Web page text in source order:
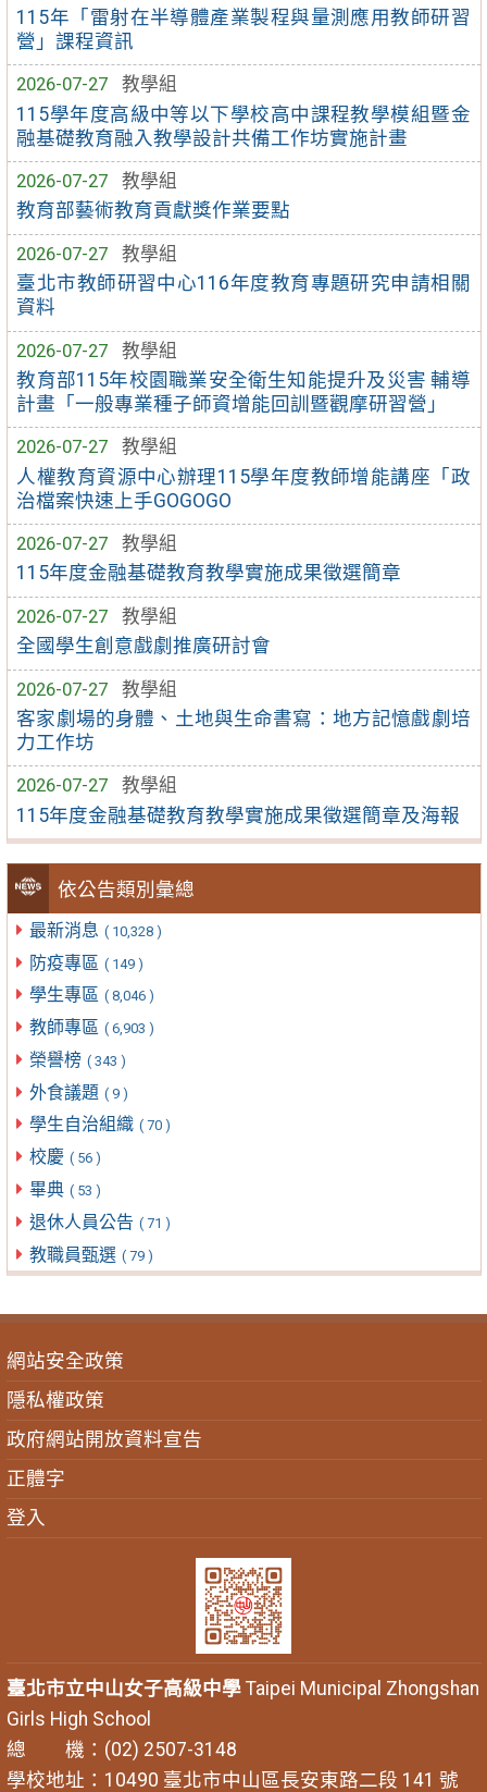
115年「雷射在半導體產業製程與量測應用教師研習
營」課程資訊
2026-07-27
教學組
115學年度高級中等以下學校高中課程教學模組暨金
融基礎教育融入教學設計共備工作坊實施計畫
2026-07-27
教學組
教育部藝術教育貢獻獎作業要點
2026-07-27
教學組
臺北市教師研習中心116年度教育專題研究申請相關
資料
2026-07-27
教學組
教育部115年校園職業安全衛生知能提升及災害 輔導
計畫「一般專業種子師資增能回訓暨觀摩研習營」
2026-07-27
教學組
人權教育資源中心辦理115學年度教師增能講座「政
治檔案快速上手GOGOGO
2026-07-27
教學組
115年度金融基礎教育教學實施成果徵選簡章
2026-07-27
教學組
全國學生創意戲劇推廣研討會
2026-07-27
教學組
客家劇場的身體、土地與生命書寫：地方記憶戲劇培
力工作坊
2026-07-27
教學組
115年度金融基礎教育教學實施成果徵選簡章及海報
依公告類別彙總
最新消息 ( 10,328 )
防疫專區 ( 149 )
學生專區 ( 8,046 )
教師專區 ( 6,903 )
榮譽榜 ( 343 )
外食議題 ( 9 )
學生自治組織 ( 70 )
校慶 ( 56 )
畢典 ( 53 )
退休人員公告 ( 71 )
教職員甄選 ( 79 )
網站安全政策
隱私權政策
政府網站開放資料宣告
正體字
登入
臺北市立中山女子高級中學Taipei Municipal Zhongshan
Girls High School
總 機：(02) 2507-3148
學校地址：10490 臺北市中山區長安東路二段 141 號